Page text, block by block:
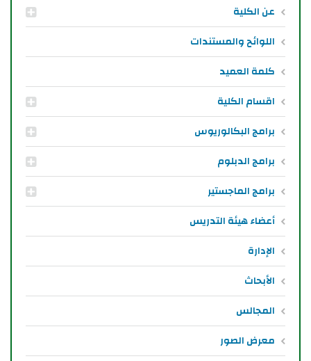
عن الكلية
اللوائح والمستندات
كلمة العميد
اقسام الكلية
برامج البكالوريوس
برامج الدبلوم
برامج الماجستير
أعضاء هيئة التدريس
الإدارة
الأبحاث
المجالس
معرض الصور